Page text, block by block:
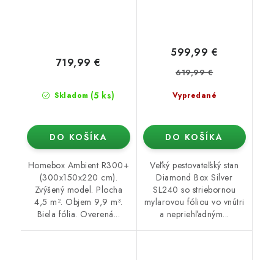
Skladom (5 ks)
719,99 €
DO KOŠÍKA
Homebox Ambient R300+
(300x150x220 cm).
Zvýšený model. Plocha
4,5 m². Objem 9,9 m³.
Biela fólia. Overená...
Vypredané
599,99 €
619,99 €
DO KOŠÍKA
Veľký pestovateľský stan
Diamond Box Silver
SL240 so striebornou
mylarovou fóliou vo vnútri
a nepriehľadným...